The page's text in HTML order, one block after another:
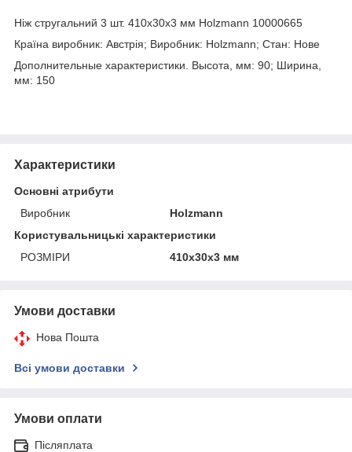
Ніж стругальний 3 шт. 410x30x3 мм Holzmann 10000665
Країна виробник: Австрія; Виробник: Holzmann; Стан: Нове
Дополнительные характеристики. Высота, мм: 90; Ширина,
мм: 150
Характеристики
Основні атрибути
Виробник
Holzmann
Користувальницькі характеристики
РОЗМІРИ
410x30x3 мм
Умови доставки
Нова Пошта
Всі умови доставки
Умови оплати
Післяплата